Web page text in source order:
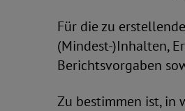
Für die zu
(Mindest-)Inhalten,
Berichtsvorgaben
Zu bestimmen ist, in